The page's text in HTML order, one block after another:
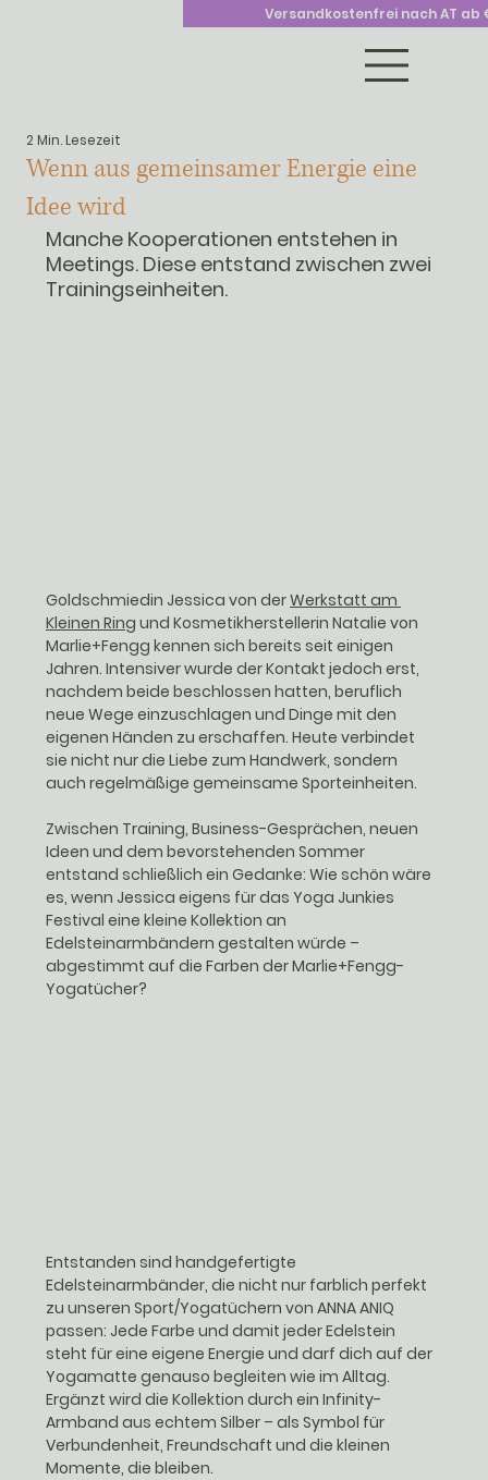
Versandkostenfrei nach AT ab
Wenn aus gemeinsamer Energie eine
Idee wird
2 Min. Lesezeit
Manche Kooperationen entstehen in
Meetings. Diese entstand zwischen zwei
Trainingseinheiten.
Goldschmiedin Jessica von der Werkstatt am
Kleinen Ring und Kosmetikherstellerin Natalie von
Marlie+Fengg kennen sich bereits seit einigen
Jahren. Intensiver wurde der Kontakt jedoch erst,
nachdem beide beschlossen hatten, beruflich
neue Wege einzuschlagen und Dinge mit den
eigenen Händen zu erschaffen. Heute verbindet
sie nicht nur die Liebe zum Handwerk, sondern
auch regelmäßige gemeinsame Sporteinheiten.
Zwischen Training, Business-Gesprächen, neuen
Ideen und dem bevorstehenden Sommer
entstand schließlich ein Gedanke: Wie schön wäre
es, wenn Jessica eigens für das Yoga Junkies
Festival eine kleine Kollektion an
Edelsteinarmbändern gestalten würde –
abgestimmt auf die Farben der Marlie+Fengg-
Yogatücher?
Entstanden sind handgefertigte
Edelsteinarmbänder, die nicht nur farblich perfekt
zu unseren Sport/Yogatüchern von ANNA ANIQ
passen: Jede Farbe und damit jeder Edelstein
steht für eine eigene Energie und darf dich auf der
Yogamatte genauso begleiten wie im Alltag.
Ergänzt wird die Kollektion durch ein Infinity-
Armband aus echtem Silber – als Symbol für
Verbundenheit, Freundschaft und die kleinen
Momente, die bleiben.